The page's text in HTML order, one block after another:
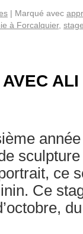
| Marqué avec
à Forcalquier,
ALI
ce
Ce